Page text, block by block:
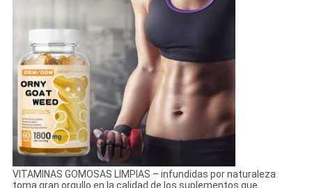
VITAMINAS GOMOSAS LIMPIAS – infundidas por naturaleza
toma gran orgullo en la calidad de los suplementos que